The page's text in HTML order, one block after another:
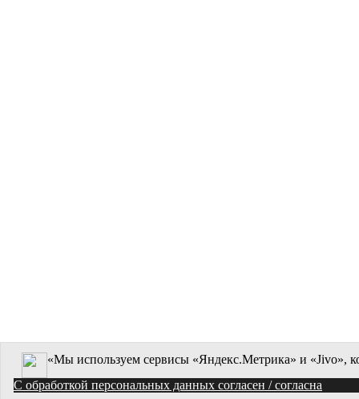
«Мы используем сервисы «Яндекс.Метрика» и «Jivo»,
C обработкой персональных данных согласен / согласна